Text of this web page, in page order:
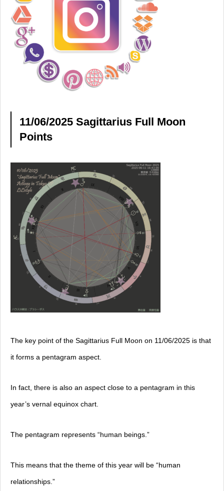
11/06/2025 Sagittarius Full Moon
Points
The key point of the Sagittarius Full Moon on 11/06/2025 is that
it forms a pentagram aspect.
In fact, there is also an aspect close to a pentagram in this
year’s vernal equinox chart.
The pentagram represents “human beings.”
This means that the theme of this year will be “human
relationships.”